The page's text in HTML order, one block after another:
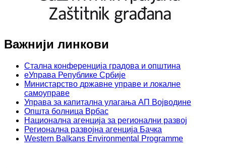
Важнији линкови
Стална конференција градова и општина
еУправа Републике Србије
Министарство државне управе и локалне
самоуправе
Управа за капитална улагања АП Војводине
Општа болница Врбас
Национална агенција за регионални развој
Регионална развојна агенција Бачка
Western Balkans Environmental Programme